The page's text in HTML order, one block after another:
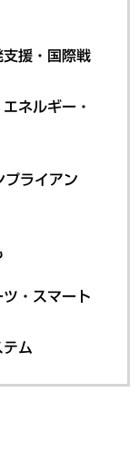
援・国際戦
ネルギー・
プライアン
・スマート
ム